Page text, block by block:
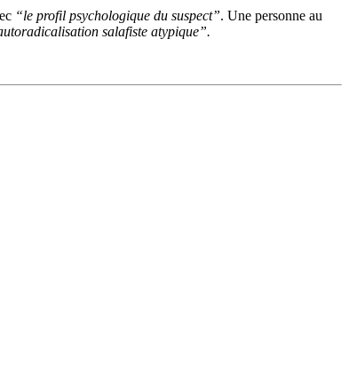
“le profil psychologique du suspect”. Une personne au
salafiste atypique”.